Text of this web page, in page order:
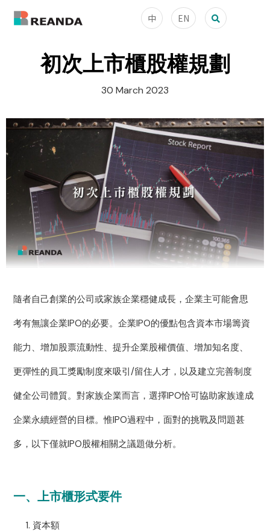
中 EN
初次上市櫃股權規劃
30 March 2023
隨者自己創業的公司或家族企業穩健成長，企業主可能會思
考有無讓企業IPO的必要。企業IPO的優點包含資本市場籌資
能力、增加股票流動性、提升企業股權價值、增加知名度、
更彈性的員工獎勵制度來吸引/留住人才，以及建立完善制度
健全公司體質。對家族企業而言，選擇IPO恰可協助家族達成
企業永續經營的目標。惟IPO過程中，面對的挑戰及問題甚
多，以下僅就IPO股權相關之議題做分析。
一、上市櫃形式要件
資本額